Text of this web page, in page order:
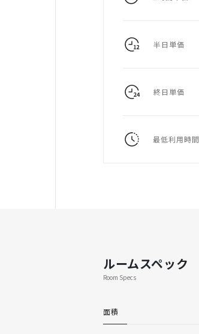
半日単価
終日単価
最低利用時間
ルームスペック
Room Specs
面積